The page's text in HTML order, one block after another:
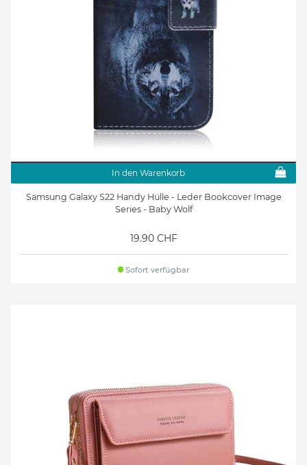
In den Warenkorb
Samsung Galaxy S22 Handy Hülle - Leder Bookcover Image
Series - Baby Wolf
19.90 CHF
Sofort verfügbar